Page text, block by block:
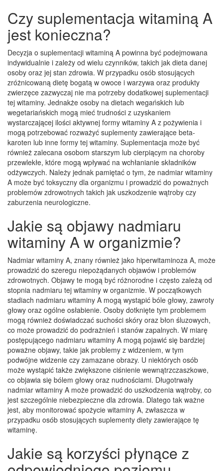
Czy suplementacja witaminą A
jest konieczna?
Decyzja o suplementacji witaminą A powinna być podejmowana
indywidualnie i zależy od wielu czynników, takich jak dieta danej
osoby oraz jej stan zdrowia. W przypadku osób stosujących
zróżnicowaną dietę bogatą w owoce i warzywa oraz produkty
zwierzęce zazwyczaj nie ma potrzeby dodatkowej suplementacji
tej witaminy. Jednakże osoby na dietach wegańskich lub
wegetariańskich mogą mieć trudności z uzyskaniem
wystarczającej ilości aktywnej formy witaminy A z pożywienia i
mogą potrzebować rozważyć suplementy zawierające beta-
karoten lub inne formy tej witaminy. Suplementacja może być
również zalecana osobom starszym lub cierpiącym na choroby
przewlekłe, które mogą wpływać na wchłanianie składników
odżywczych. Należy jednak pamiętać o tym, że nadmiar witaminy
A może być toksyczny dla organizmu i prowadzić do poważnych
problemów zdrowotnych takich jak uszkodzenie wątroby czy
zaburzenia neurologiczne.
Jakie są objawy nadmiaru
witaminy A w organizmie?
Nadmiar witaminy A, znany również jako hiperwitaminoza A, może
prowadzić do szeregu niepożądanych objawów i problemów
zdrowotnych. Objawy te mogą być różnorodne i często zależą od
stopnia nadmiaru tej witaminy w organizmie. W początkowych
stadiach nadmiaru witaminy A mogą wystąpić bóle głowy, zawroty
głowy oraz ogólne osłabienie. Osoby dotknięte tym problemem
mogą również doświadczać suchości skóry oraz błon śluzowych,
co może prowadzić do podrażnień i stanów zapalnych. W miarę
postępującego nadmiaru witaminy A mogą pojawić się bardziej
poważne objawy, takie jak problemy z widzeniem, w tym
podwójne widzenie czy zamazane obrazy. U niektórych osób
może wystąpić także zwiększone ciśnienie wewnątrzczaszkowe,
co objawia się bólem głowy oraz nudnościami. Długotrwały
nadmiar witaminy A może prowadzić do uszkodzenia wątroby, co
jest szczególnie niebezpieczne dla zdrowia. Dlatego tak ważne
jest, aby monitorować spożycie witaminy A, zwłaszcza w
przypadku osób stosujących suplementy diety zawierające tę
witaminę.
Jakie są korzyści płynące z